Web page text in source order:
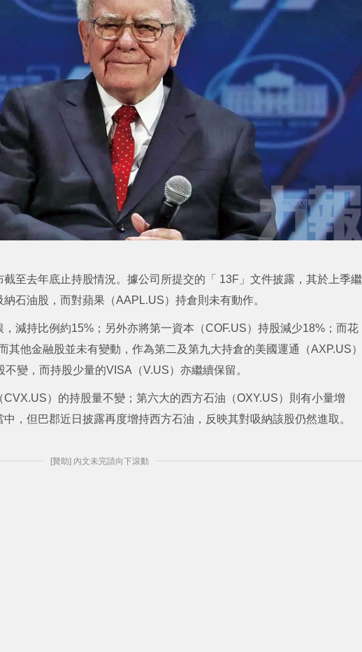
至去年底止持股情況。據公司所提交的「 13F」文件披露，其於上季繼
石油股，而對蘋果（AAPL.US）持倉則未有動作。
減持比例約15%；另外亦將第一資本（COF.US）持股減少18%；而花
其他金融股並未有變動，作為第二及第九大持倉的美國運通（AXP.US）
變，而持股少量的VISA（V.US）亦繼續保留。
）的持股量不變；第六大的西方石油（OXY.US）則有小量增
，但巴郡近日披露再度增持西方石油，反映其對吸納該股仍然進取。
[贊助] 內文未完請向下滾動